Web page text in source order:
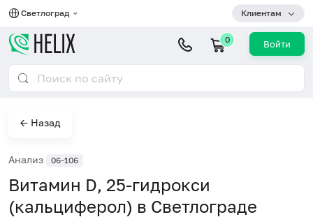
Светлоград Клиентам
0 Войти
← Назад
Анализ 06-106
Витамин D, 25-гидрокси
(кальциферол) в Светлограде